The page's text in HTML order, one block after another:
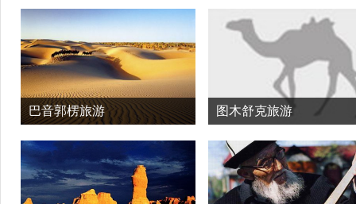
巴音郭楞旅游 图木舒克旅游